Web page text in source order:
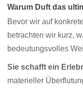
Warum Duft das
Bevor wir auf
betrachten wir kurz,
bedeutungsvolles
Sie schafft ein
materieller